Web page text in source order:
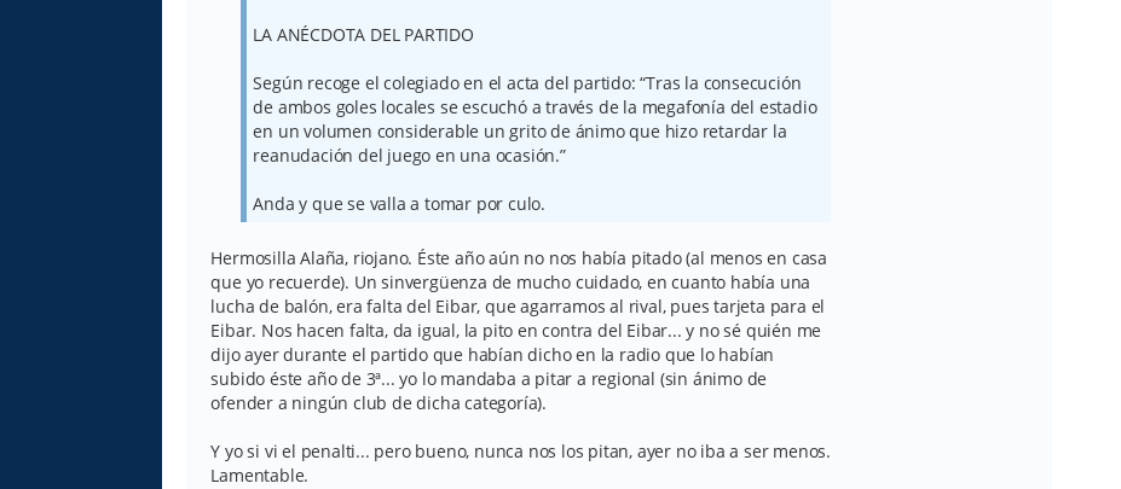
LA ANÉCDOTA DEL PARTIDO
Según recoge el colegiado en el acta del partido: “Tras la consecución
de ambos goles locales se escuchó a través de la megafonía del estadio
en un volumen considerable un grito de ánimo que hizo retardar la
reanudación del juego en una ocasión.”
Anda y que se valla a tomar por culo.
Hermosilla Alaña, riojano. Éste año aún no nos había pitado (al menos en casa
que yo recuerde). Un sinvergüenza de mucho cuidado, en cuanto había una
lucha de balón, era falta del Eibar, que agarramos al rival, pues tarjeta para el
Eibar. Nos hacen falta, da igual, la pito en contra del Eibar... y no sé quién me
dijo ayer durante el partido que habían dicho en la radio que lo habían
subido éste año de 3ª... yo lo mandaba a pitar a regional (sin ánimo de
ofender a ningún club de dicha categoría).
Y yo si vi el penalti... pero bueno, nunca nos los pitan, ayer no iba a ser menos.
Lamentable.